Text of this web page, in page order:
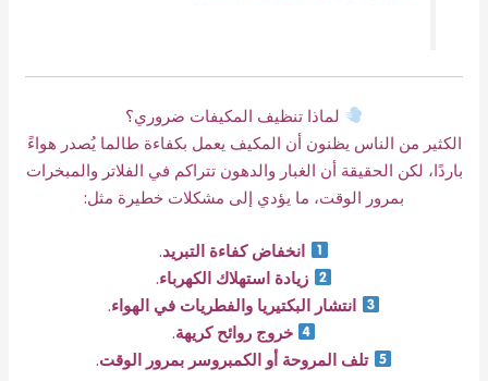
لماذا تنظيف المكيفات ضروري؟
الكثير من الناس يظنون أن المكيف يعمل بكفاءة طالما يُصدر هواءً
باردًا، لكن الحقيقة أن الغبار والدهون تتراكم في الفلاتر والمبخرات
بمرور الوقت، ما يؤدي إلى مشكلات خطيرة مثل:
انخفاض كفاءة التبريد.
زيادة استهلاك الكهرباء.
انتشار البكتيريا والفطريات في الهواء.
خروج روائح كريهة.
تلف المروحة أو الكمبروسر بمرور الوقت.